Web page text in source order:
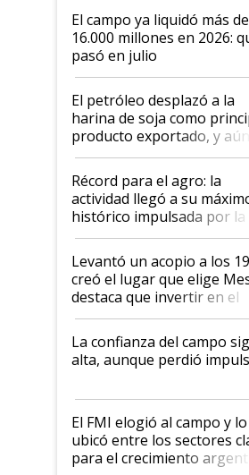
El campo ya liquidó más
16.000 millones en 2026:
pasó en julio
El petróleo desplazó a la
harina de soja como
producto exportado, y aún
el agro aportó casi seis de
diez dólares y sostuvo el
liderazgo en un semestre
récord
Récord para el agro: la
actividad llegó a su
histórico impulsada por la
cosecha y las
Levantó un acopio a los
creó el lugar que elige
destaca que invertir en el
kirchnerismo era como
plata a un hijo para droga":
Juan Félix Rossetti, el
que de una dura crisis
de Milei
La confianza del campo
alta, aunque perdió
El FMI elogió al campo y lo
ubicó entre los sectores
para el crecimiento